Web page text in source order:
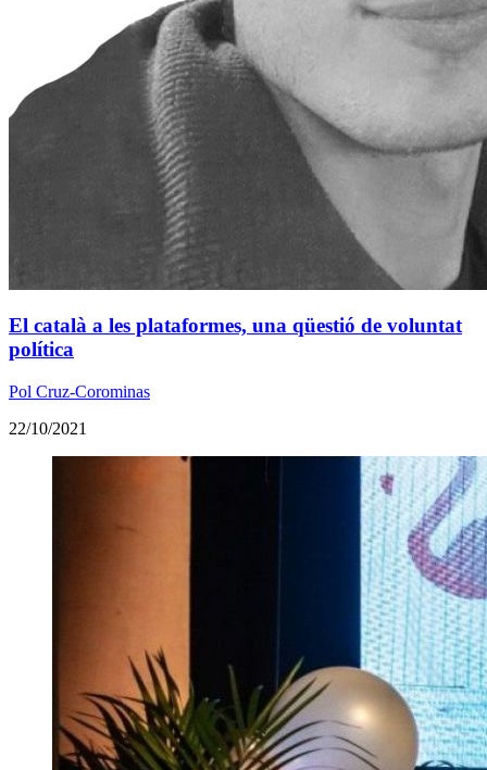
El català a les plataformes, una qüestió de voluntat
política
Pol Cruz-Corominas
22/10/2021